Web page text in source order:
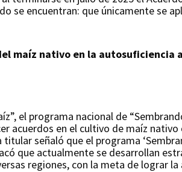
se encuentran: que únicamente se
maíz nativo en la autosuficiencia
el programa nacional de
en el cultivo de maíz nativo
señaló que el programa
que actualmente se desarrollan
regiones, con la meta de lograr